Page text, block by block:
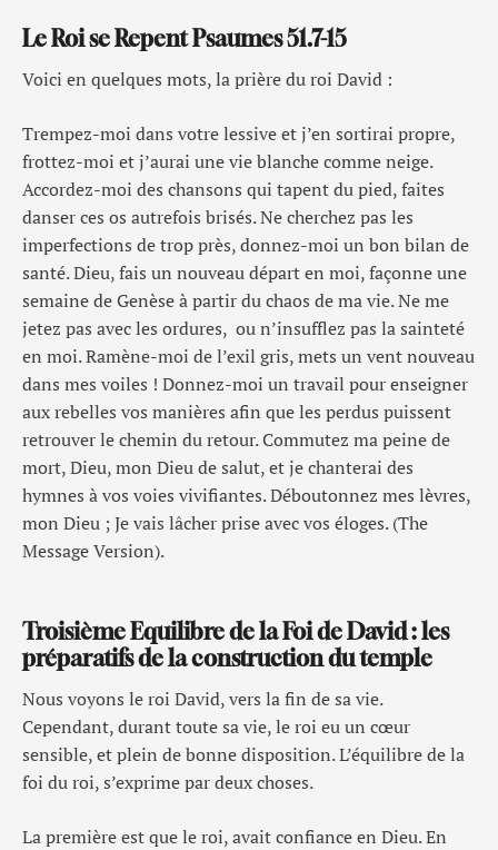
Le Roi se Repent Psaumes 51.7-15
Voici en quelques mots, la prière du roi David :
Trempez-moi dans votre lessive et j’en sortirai propre,
frottez-moi et j’aurai une vie blanche comme neige.
Accordez-moi des chansons qui tapent du pied, faites
danser ces os autrefois brisés. Ne cherchez pas les
imperfections de trop près, donnez-moi un bon bilan de
santé. Dieu, fais un nouveau départ en moi, façonne une
semaine de Genèse à partir du chaos de ma vie. Ne me
jetez pas avec les ordures, ou n’insufflez pas la sainteté
en moi. Ramène-moi de l’exil gris, mets un vent nouveau
dans mes voiles ! Donnez-moi un travail pour enseigner
aux rebelles vos manières afin que les perdus puissent
retrouver le chemin du retour. Commutez ma peine de
mort, Dieu, mon Dieu de salut, et je chanterai des
hymnes à vos voies vivifiantes. Déboutonnez mes lèvres,
mon Dieu ; Je vais lâcher prise avec vos éloges. (The
Message Version).
Troisième Equilibre de la Foi de David : les
préparatifs de la construction du temple
Nous voyons le roi David, vers la fin de sa vie.
Cependant, durant toute sa vie, le roi eu un cœur
sensible, et plein de bonne disposition. L’équilibre de la
foi du roi, s’exprime par deux choses.
La première est que le roi, avait confiance en Dieu. En